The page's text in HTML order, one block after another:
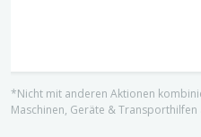
*Nicht mit anderen Aktionen
Maschinen, Geräte &